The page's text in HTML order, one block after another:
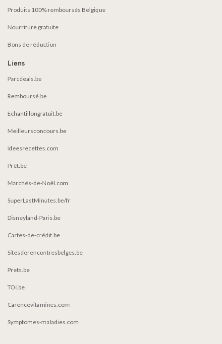
Produits 100% remboursés Belgique
Nourriture gratuite
Bons de réduction
Liens
Parcdeals.be
Remboursé.be
Echantillongratuit.be
Meilleursconcours.be
Ideesrecettes.com
Prêt.be
Marchés-de-Noël.com
SuperLastMinutes.be/fr
Disneyland-Paris.be
Cartes-de-crédit.be
Sitesderencontresbelges.be
Prets.be
TOI.be
Carencevitamines.com
Symptomes-maladies.com